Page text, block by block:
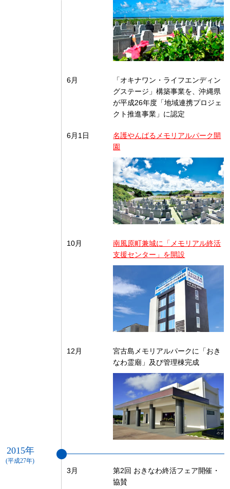
6月
「オキナワン・ライフエンディン
グステージ」構築事業を、沖縄県
が平成26年度「地域連携プロジェ
クト推進事業」に認定
6月1日
名護やんばるメモリアルパーク開
園
10月
南風原町兼城に「メモリアル終活
支援センター」を開設
12月
宮古島メモリアルパークに「おき
なわ霊廟」及び管理棟完成
2015年
(平成27年)
3月
第2回 おきなわ終活フェア開催・
協賛